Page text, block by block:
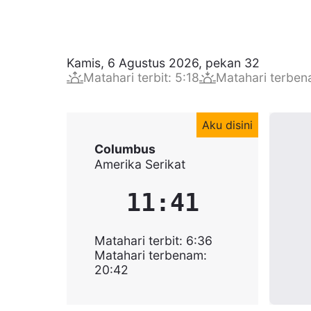
Kamis, 6 Agustus 2026, pekan 32
Matahari terbit: 5:18 Matahari
Aku disini
Columbus
Amerika Serikat
11:41
Matahari terbit: 6:36
Matahari terbenam:
20:42